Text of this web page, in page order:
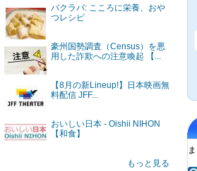
バクラバ: こころに栄養、おや
つレシピ
豪州国勢調査（Census）を悪
用した詐欺への注意喚起 【...
【8月の新Lineup!】日本映画無
料配信 JFF...
おいしい日本 - Oishii NIHON
【和食】
もっと見る